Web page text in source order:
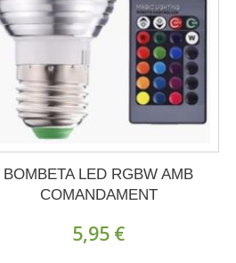
BOMBETA LED RGBW AMB
COMANDAMENT
5,95 €